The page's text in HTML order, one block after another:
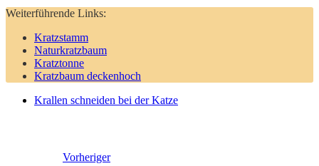
Weiterführende Links:
Kratzstamm
Naturkratzbaum
Kratztonne
Kratzbaum deckenhoch
Krallen schneiden bei der Katze
Vorheriger